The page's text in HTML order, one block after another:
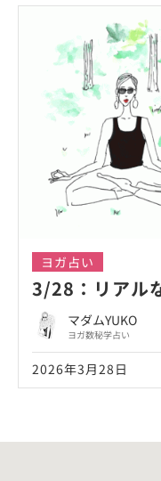
ヨガ占い
3/28：リアル
マダムYUKO
ヨガ数秘学占い
2026年3月28日